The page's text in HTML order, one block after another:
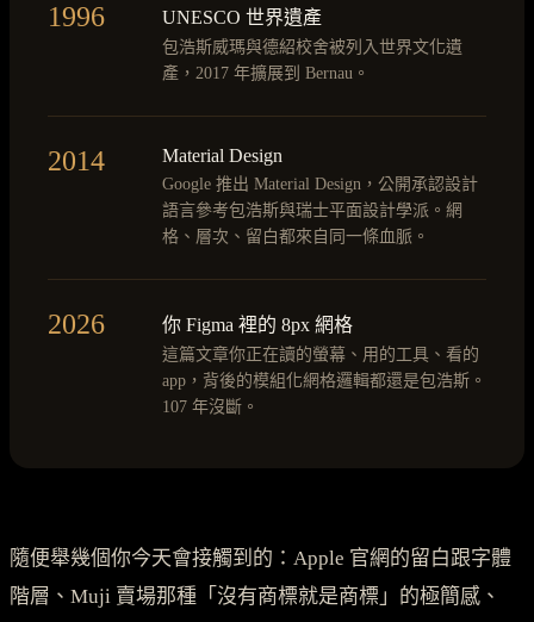
1996 UNESCO 世界遺產
包浩斯威瑪與德紹校舍被列入世界文化遺
產，2017 年擴展到 Bernau。
2014 Material Design
Google 推出 Material Design，公開承認設計
語言參考包浩斯與瑞士平面設計學派。網
格、層次、留白都來自同一條血脈。
2026 你 Figma 裡的 8px 網格
這篇文章你正在讀的螢幕、用的工具、看的
app，背後的模組化網格邏輯都還是包浩斯。
107 年沒斷。
隨便舉幾個你今天會接觸到的：Apple 官網的留白跟字體
階層、Muji 賣場那種「沒有商標就是商標」的極簡感、